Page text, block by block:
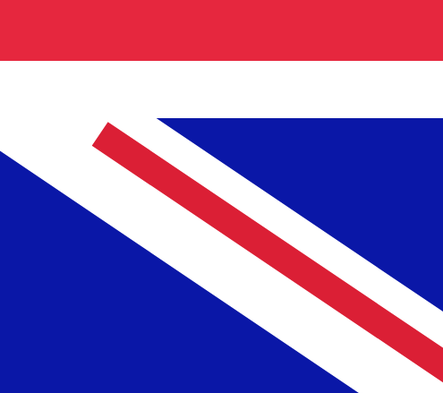
El código de la divisa Chelines ugandeses es UGX. El
El código de la divisa Libras esterlinas es GBP. El símbolo